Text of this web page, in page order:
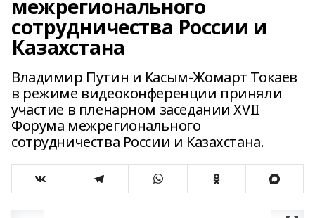
межрегионального
сотрудничества России и
Казахстана
Владимир Путин и Касым-Жомарт Токаев
в режиме видеоконференции приняли
участие в пленарном заседании XVII
Форума межрегионального
сотрудничества России и Казахстана.